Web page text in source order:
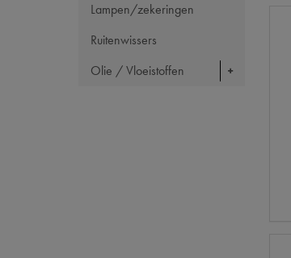
Lampen/zekeringen
Ruitenwissers
Olie / Vloeistoffen